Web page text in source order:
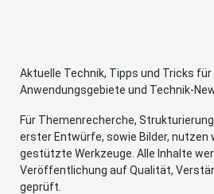
Aktuelle Technik, Tipps und Tricks
Anwendungsgebiete und Technik-
Für Themenrecherche,
erster Entwürfe, sowie Bilder, nutzen
gestützte Werkzeuge. Alle Inhalte
Veröffentlichung auf Qualität,
geprüft.